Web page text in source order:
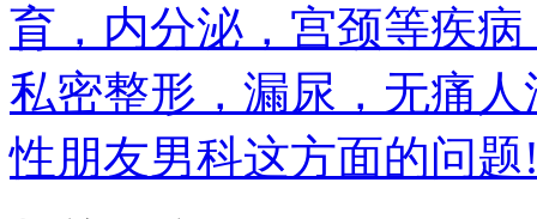
育，内分泌，宫颈等疾
私密整形，漏尿，无痛
性朋友男科这方面的问